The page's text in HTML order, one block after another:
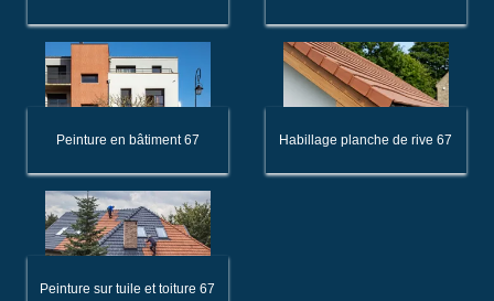
Peinture en bâtiment 67 Habillage planche de rive 67
Peinture sur tuile et toiture 67